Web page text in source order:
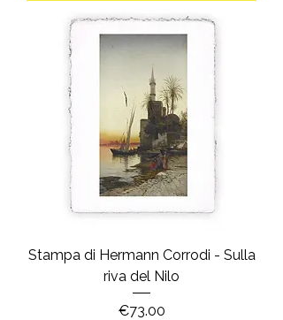
Stampa di Hermann Corrodi - Sulla
riva del Nilo
Price
€73.00